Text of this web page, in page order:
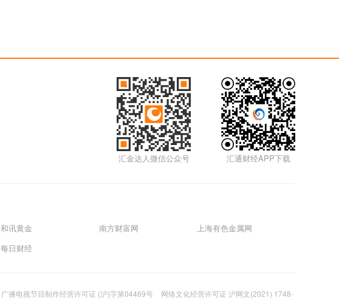
01月14日0114外汇
5m
汇通财经APP下载
汇金达人微信公众号
和讯黄金 南方财富网
上海有色金属网
每日财经
广播电视节目制作经营许可证 (沪)字第04469号 网络文化经营许可证 沪网文(2021) 1748-